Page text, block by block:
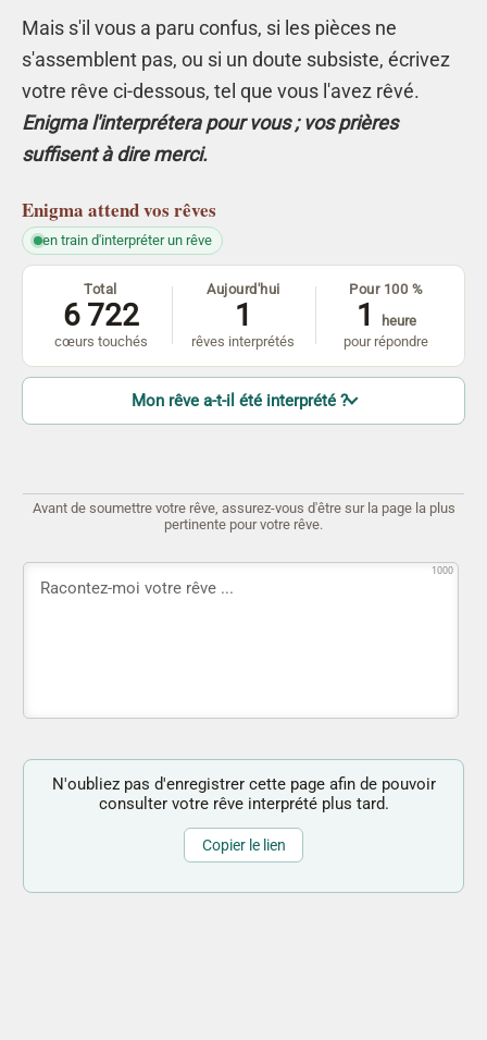
Mais s'il vous a paru confus, si les pièces ne
s'assemblent pas, ou si un doute subsiste, écrivez
votre rêve ci-dessous, tel que vous l'avez rêvé.
Enigma l'interprétera pour vous ; vos prières
suffisent à dire merci.
Enigma attend vos rêves
en train d'interpréter un rêve
Total
6 722
cœurs touchés
Aujourd'hui
1
rêves interprétés
Pour 100 %
1
heure
pour répondre
Mon rêve a-t-il été interprété ?
Avant de soumettre votre rêve, assurez-vous d'être sur la page la plus
pertinente pour votre rêve.
1000
N'oubliez pas d'enregistrer cette page afin de pouvoir
consulter votre rêve interprété plus tard.
Copier le lien